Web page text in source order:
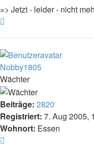
=> Jetzt - leider - nicht
Nobby1805
Wächter
Beiträge: 2820
Registriert: 7. Aug 2005,
Wohnort: Essen